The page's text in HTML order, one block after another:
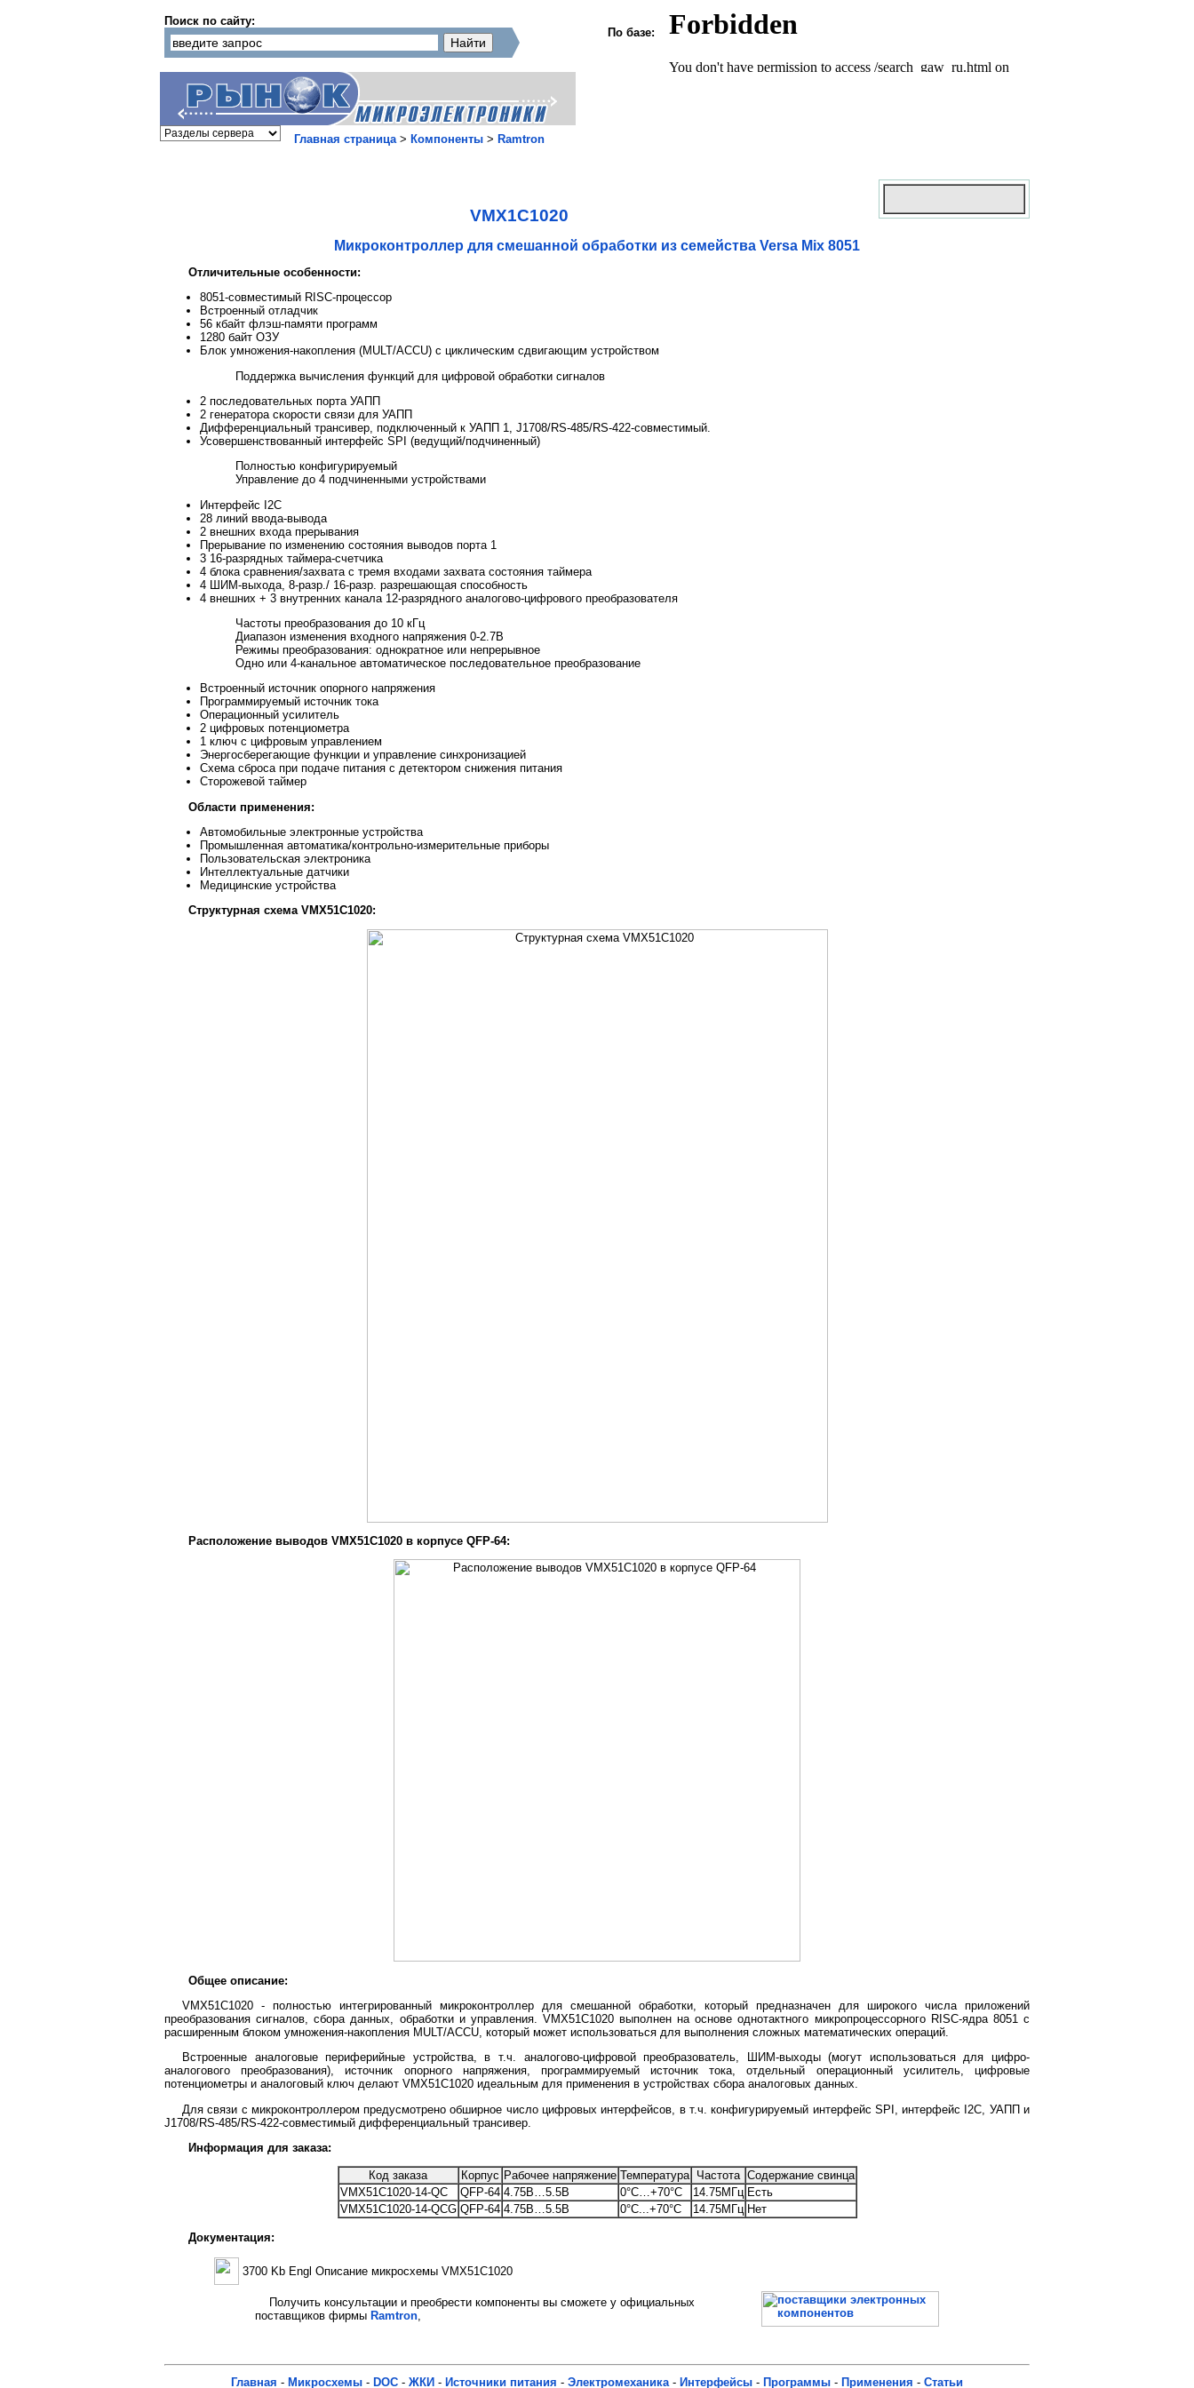
Поиск по сайту:
По базе:
Главная страница> Компоненты > Ramtron
VMX1C1020
Микроконтроллер для смешанной обработки из семейства Versa Mix 8051
Отличительные особенности:
8051-совместимый RISC-процессор
Встроенный отладчик
56 кбайт флэш-памяти программ
1280 байт ОЗУ
Блок умножения-накопления (MULT/ACCU) с циклическим сдвигающим устройством
Поддержка вычисления функций для цифровой обработки сигналов
2 последовательных порта УАПП
2 генератора скорости связи для УАПП
Дифференциальный трансивер, подключенный к УАПП 1, J1708/RS-485/RS-422-совместимый.
Усовершенствованный интерфейс SPI (ведущий/подчиненный)
Полностью конфигурируемый
Управление до 4 подчиненными устройствами
Интерфейс I2C
28 линий ввода-вывода
2 внешних входа прерывания
Прерывание по изменению состояния выводов порта 1
3 16-разрядных таймера-счетчика
4 блока сравнения/захвата с тремя входами захвата состояния таймера
4 ШИМ-выхода, 8-разр./ 16-разр. разрешающая способность
4 внешних + 3 внутренних канала 12-разрядного аналогово-цифрового преобразователя
Частоты преобразования до 10 кГц
Диапазон изменения входного напряжения 0-2.7В
Режимы преобразования: однократное или непрерывное
Одно или 4-канальное автоматическое последовательное преобразование
Встроенный источник опорного напряжения
Программируемый источник тока
Операционный усилитель
2 цифровых потенциометра
1 ключ с цифровым управлением
Энергосберегающие функции и управление синхронизацией
Схема сброса при подаче питания с детектором снижения питания
Сторожевой таймер
Области применения:
Автомобильные электронные устройства
Промышленная автоматика/контрольно-измерительные приборы
Пользовательская электроника
Интеллектуальные датчики
Медицинские устройства
Структурная схема VMX51C1020:
Расположение выводов VMX51C1020 в корпусе QFP-64:
Общее описание:
VMX51C1020 - полностью интегрированный микроконтроллер для смешанной обработки, который предназначен для широкого числа приложений
преобразования сигналов, сбора данных, обработки и управления. VMX51C1020 выполнен на основе однотактного микропроцессорного RISC-ядра 8051 с
расширенным блоком умножения-накопления MULT/ACCU, который может использоваться для выполнения сложных математических операций.
Встроенные аналоговые периферийные устройства, в т.ч. аналогово-цифровой преобразователь, ШИМ-выходы (могут использоваться для цифро-
аналогового преобразования), источник опорного напряжения, программируемый источник тока, отдельный операционный усилитель, цифровые
потенциометры и аналоговый ключ делают VMX51C1020 идеальным для применения в устройствах сбора аналоговых данных.
Для связи с микроконтроллером предусмотрено обширное число цифровых интерфейсов, в т.ч. конфигурируемый интерфейс SPI, интерфейс I2C, УАПП и
J1708/RS-485/RS-422-совместимый дифференциальный трансивер.
Информация для заказа:
Код заказа Корпус Рабочее напряжение Температура Частота Содержание свинца
VMX51C1020-14-QC
QFP-64 4.75В…5.5В 0°C…+70°C 14.75МГц Есть
VMX51C1020-14-QCG QFP-64 4.75В…5.5В 0°C...+70°C 14.75МГц Нет
Документация:
3700 Kb Engl Описание микросхемы VMX51C1020
Получить консультации и преобрести компоненты вы сможете у официальных
поставщиков фирмы Ramtron
Главная - Микросхемы - DOC - ЖКИ - Источники питания - Электромеханика- Интерфейсы - Программы - Применения - Статьи